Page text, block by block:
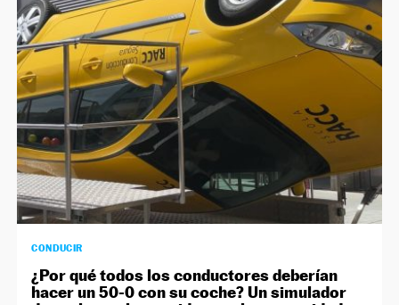
CONDUCIR
¿Por qué todos los conductores deberían
hacer un 50-0 con su coche? Un simulador